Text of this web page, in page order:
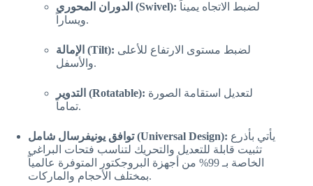
الدوران المحوري (Swivel):
ويساراً.
الإمالة (Tilt):
والأسفل.
التدوير (Rotatable):
تماماً.
توافق يونيفرسال شامل (Universal Design):
تثبيت قابلة للتعديل والتحريك لتناسب فتحات البراغي
الخاصة بـ 99% من أجهزة البروجكتور المتوفرة عالمياً
بمختلف الأحجام والماركات.